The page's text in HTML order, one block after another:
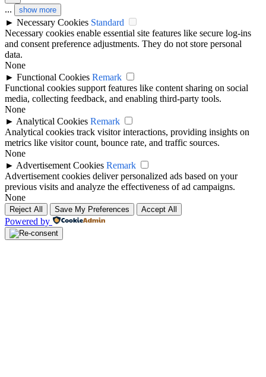
... show more
► Necessary Cookies Standard
Necessary cookies enable essential site features like secure log-ins
and consent preference adjustments. They do not store personal
data.
None
► Functional Cookies Remark
Functional cookies support features like content sharing on social
media, collecting feedback, and enabling third-party tools.
None
► Analytical Cookies Remark
Analytical cookies track visitor interactions, providing insights on
metrics like visitor count, bounce rate, and traffic sources.
None
► Advertisement Cookies Remark
Advertisement cookies deliver personalized ads based on your
previous visits and analyze the effectiveness of ad campaigns.
None
Reject All Save My Preferences Accept All
Powered by